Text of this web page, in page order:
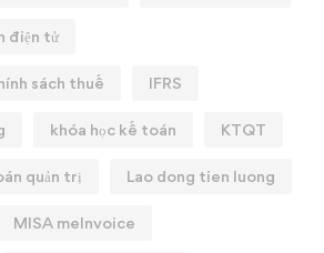
điện tử
sách thuế IFRS
khóa học kế toán KTQT
quản trị Lao dong tien luong
MISA meInvoice